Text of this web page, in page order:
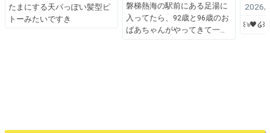
たまにする天パっぽい髪型ピ
トーみたいですき
磐梯熱海の駅前にある足湯に
入ってたら、92歳と96歳のお
ばあちゃんがやってきて一
2026/
꒰ঌ🖤໒꒱